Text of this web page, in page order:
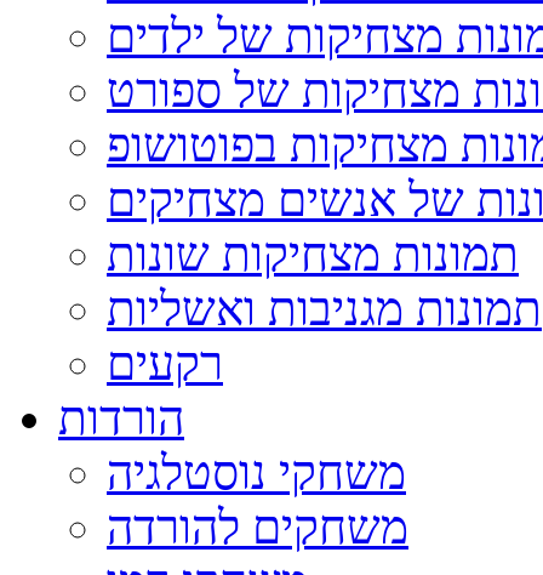
מצחיקות של ילדים
מצחיקות של ספורט
מצחיקות בפוטושופ
של אנשים מצחיקים
תמונות מצחיקות שונות
תמונות מגניבות ואשליות
רקעים
הורדות
משחקי נוסטלגיה
משחקים להורדה